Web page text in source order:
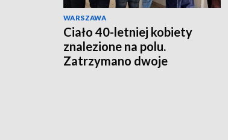
WARSZAWA
Ciało 40-letniej kobiety
znalezione na polu.
Zatrzymano dwoje